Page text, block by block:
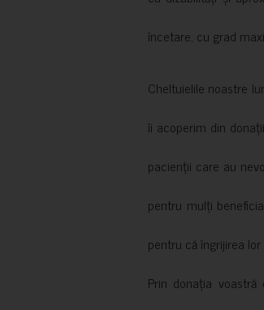
încetare, cu grad
Cheltuielile noastre
îi acoperim din
pacienții care au
pentru mulți
pentru că îngrijirea
Prin donația